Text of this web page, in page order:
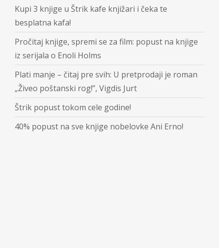
Kupi 3 knjige u Štrik kafe knjižari i čeka te
besplatna kafa!
Pročitaj knjige, spremi se za film: popust na knjige
iz serijala o Enoli Holms
Plati manje – čitaj pre svih: U pretprodaji je roman
„Živeo poštanski rog!”, Vigdis Jurt
Štrik popust tokom cele godine!
40% popust na sve knjige nobelovke Ani Erno!